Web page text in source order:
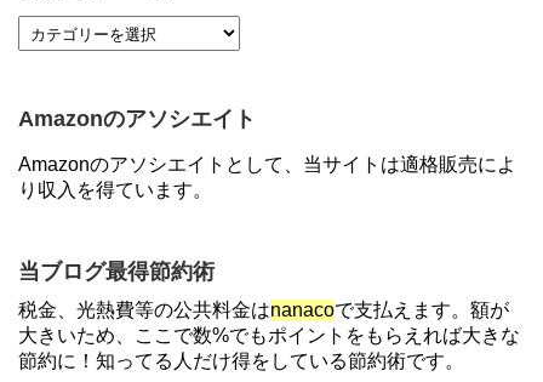
【7/21まで】エアウォレット(COIN+)で最大98,300
【2倍増量】PayPayカード、まるごとフラットリボ
登録と3回利用で10000ptがもらえるキャンペーン！
3/31まで
ソニーフィナンシャルグループの株主限定！2万円
もらえる口座開設キャンペーン。7/31まで
【対象者限定】楽天ペイで決済すると最大300ポイ
Amazonのアソシエイト
Amazonのアソシエイトとして、当サイトは適格販売によ
り収入を得ています。
当ブログ最得節約術
税金、光熱費等の公共料金はnanacoで支払えます。額が
大きいため、ここで数%でもポイントをもらえれば大きな
節約に！知ってる人だけ得をしている節約術です。